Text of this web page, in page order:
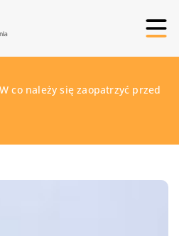
W co należy się zaopatrzyć przed